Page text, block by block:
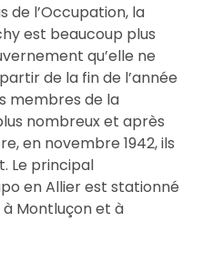
de l’Occupation, la
est beaucoup plus
qu’elle ne
de la fin de l’année
membres de la
nombreux et après
en novembre 1942, ils
Le principal
en Allier est stationné
à Montluçon et à